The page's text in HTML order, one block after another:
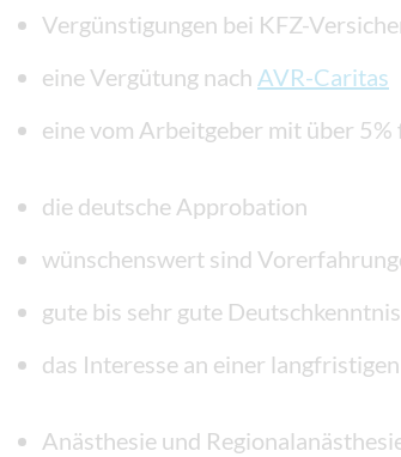
Vergünstigungen bei KFZ-
eine Vergütung nach AVR-Caritas
eine vom Arbeitgeber mit über
die deutsche Approbation
wünschenswert sind
gute bis sehr gute
das Interesse an einer
Anästhesie und